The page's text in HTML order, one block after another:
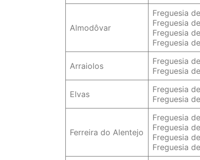
Almodôvar
Freguesia
Freguesia
Freguesia
Freguesia
Arraiolos
Freguesia
Freguesia
Elvas
Freguesia
Freguesia
Ferreira do Alentejo
Freguesia
Freguesia
Freguesia
Freguesia